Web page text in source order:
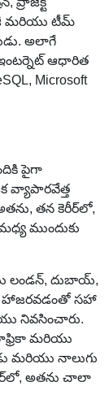
మరియు టీమ్
అలాగే
ఆధారిత
Microsoft
పైగా
వ్యాపారవేత్త
తన కెరీర్‌లో,
ముందుకు
లండన్, దుబాయ్,
హాజరవడంతో సహా
నివసించారు.
మరియు
మరియు నాలుగు
అతను చాలా